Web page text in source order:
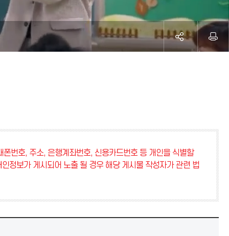
폰번호, 주소, 은행계좌번호, 신용카드번호 등 개인을 식별할
인정보가 게시되어 노출 될 경우 해당 게시물 작성자가 관련 법